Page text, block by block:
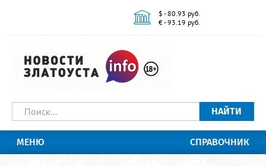
$ - 80.93 руб.
€ - 93.19 руб.
НАЙТИ
МЕНЮ СПРАВОЧНИК